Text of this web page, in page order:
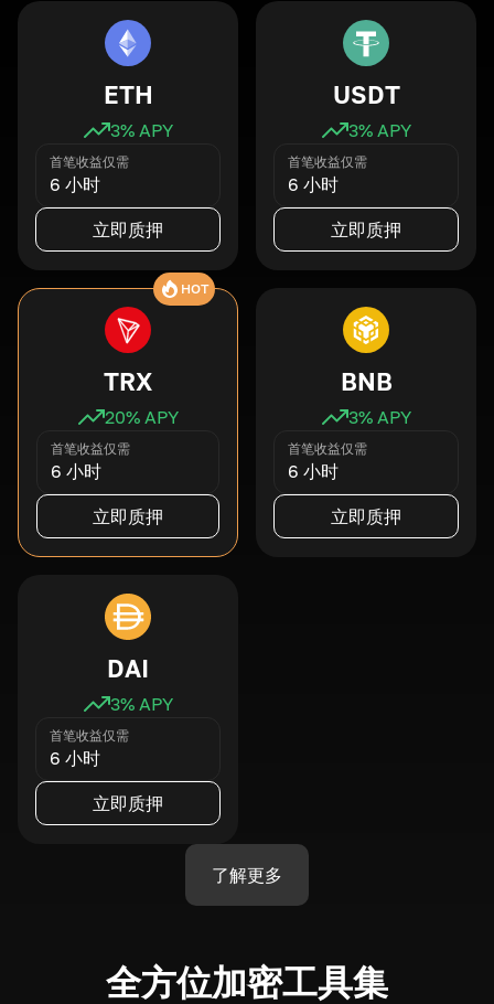
ETH
3% APY
首笔收益仅需
6 小时
立即质押
USDT
3% APY
首笔收益仅需
6 小时
立即质押
HOT
TRX
20% APY
首笔收益仅需
6 小时
立即质押
BNB
3% APY
首笔收益仅需
6 小时
立即质押
DAI
3% APY
首笔收益仅需
6 小时
立即质押
了解更多
全方位加密工具集